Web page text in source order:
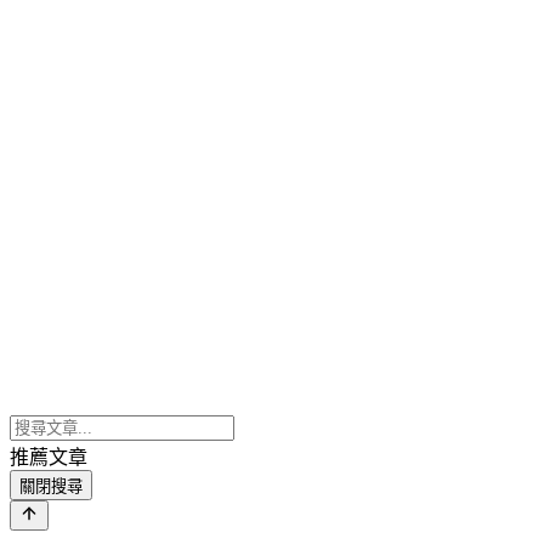
推薦文章
關閉搜尋